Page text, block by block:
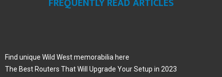
Find unique Wild West memorabilia here
The Best Routers That Will Upgrade Your Setup in 2023